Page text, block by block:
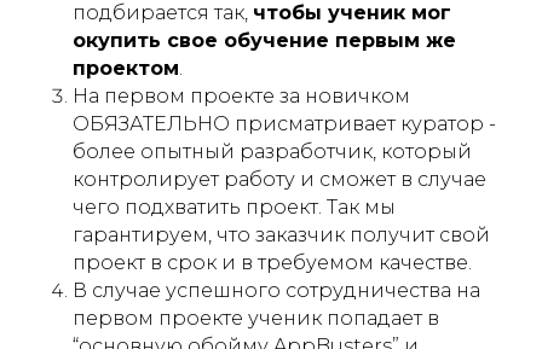
подбирается так, чтобы ученик мог
окупить свое обучение первым же
проектом.
На первом проекте за новичком
ОБЯЗАТЕЛЬНО присматривает куратор -
более опытный разработчик, который
контролирует работу и сможет в случае
чего подхватить проект. Так мы
гарантируем, что заказчик получит свой
проект в срок и в требуемом качестве.
В случае успешного сотрудничества на
первом проекте ученик попадает в